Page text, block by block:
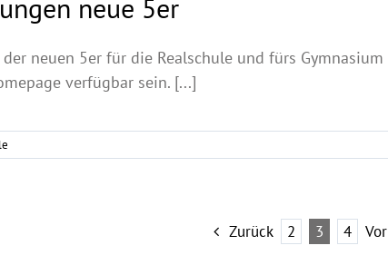
neue 5er
neuen 5er für die Realschule und fürs Gymnasium
verfügbar sein. [...]
Zurück 2 3 4 Vor